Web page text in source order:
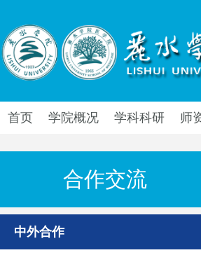
首页 学院概况 学科科研 师
合作交流
中外合作